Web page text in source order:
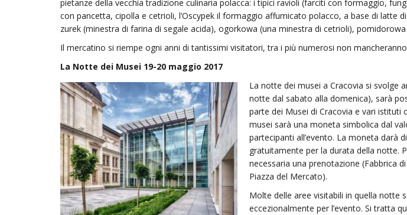
pietanze della vecchia tradizione culinaria polacca: i tipici ravioli (farciti con formaggio,
con pancetta, cipolla e cetrioli, l’Oscypek il formaggio affumicato polacco, a base di latte
zurek (minestra di farina di segale acida), ogorkowa (una minestra di cetrioli),
Il mercatino si riempe ogni anni di tantissimi visitatori, tra i più numerosi non
La Notte dei Musei 19-20 maggio 2017
La notte dei musei a Cracovia si svolge
notte dal sabato alla domenica), sarà
parte dei Musei di Cracovia e vari istituti
musei sarà una moneta simbolica dal
partecipanti all’evento. La moneta darà
gratuitamente per la durata della notte.
necessaria una prenotazione (Fabbrica
Piazza del Mercato).
Molte delle aree visitabili in quella notte
eccezionalmente per l’evento. Si tratta